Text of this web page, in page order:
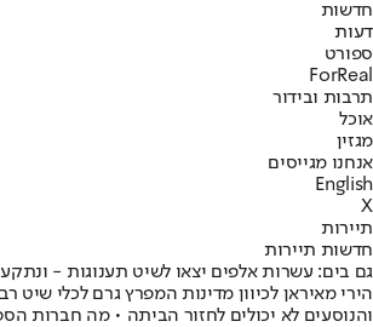
חדשות
דעות
ספורט
ForReal
תרבות ובידור
אוכל
מגזין
אנחנו מגייסים
English
X
תיירות
חדשות תיירות
גם בים: עשרות אלפים יצאו לשיט תענוגות -
הירי מאיראן לכיוון מדינות המפרץ גרם לכלי שיט
והנוסעים לא יכולים לחזור הביתה • מה חברות